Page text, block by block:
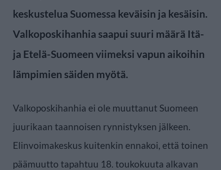
keskustelua Suomessa keväisin ja kesäisin.
Valkoposkihanhia saapui suuri määrä Itä-
ja Etelä-Suomeen viimeksi vapun aikoihin
lämpimien säiden myötä.
Valkoposkihanhia ei ole muuttanut Suomeen
juurikaan taannoisen rynnistyksen jälkeen.
Elinvoimakeskus kuitenkin ennakoi, että toinen
päämuutto tapahtuu 18. toukokuuta alkavan